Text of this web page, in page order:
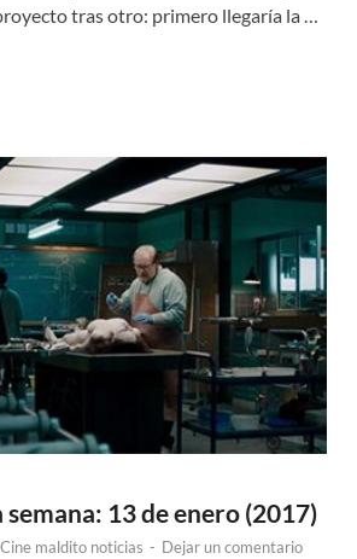
tras otro: primero llegaría la …
semana: 13 de enero (2017)
Cine maldito noticias - Dejar un comentario